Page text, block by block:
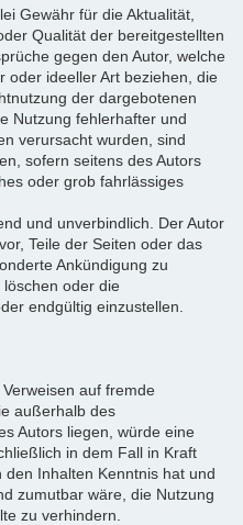
Gewähr für die Aktualität,
Qualität der bereitgestellten
gegen den Autor, welche
oder ideeller Art beziehen, die
der dargebotenen
Nutzung fehlerhafter und
verursacht wurden, sind
sofern seitens des Autors
oder grob fahrlässiges
und unverbindlich. Der Autor
Teile der Seiten oder das
Ankündigung zu
oder die
endgültig einzustellen.
auf fremde
außerhalb des
Autors liegen, würde eine
in dem Fall in Kraft
Inhalten Kenntnis hat und
zumutbar wäre, die Nutzung
zu verhindern.